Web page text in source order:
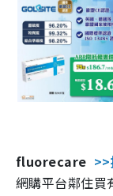
fluorecare
網購平台鄰住